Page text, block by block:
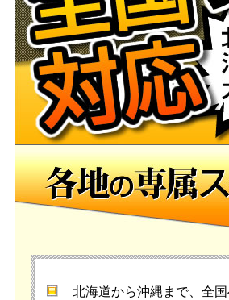
北海道から沖縄まで、全国